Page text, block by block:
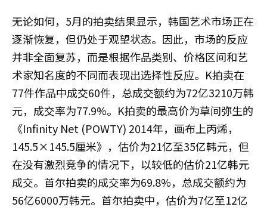
无论如何，5月的拍卖结果显示，韩国艺术市场正在
逐渐恢复，但仍处于观望状态。因此，市场的反应
并非全面复苏，而是根据作品类别、价格区间和艺
术家知名度的不同而表现出选择性反应。K拍卖在
77件作品中成交60件，总成交额约为72亿3210万韩
元，成交率为77.9%。K拍卖的最高价为草间弥生的
《Infinity Net (POWTY) 2014年，画布上丙烯，
145.5×145.5厘米》，估价为21亿至35亿韩元，但
在没有激烈竞争的情况下，以较低的估价21亿韩元
成交。首尔拍卖的成交率为69.8%，总成交额约为
56亿6000万韩元。首尔拍卖中，估价为7亿至12亿